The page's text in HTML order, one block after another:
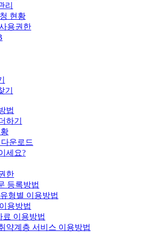
리
현황
용권한
기
법
하기
운로드
세요?
한
등록방법
형별 이용방법
용방법
료 이용방법
약계층 서비스 이용방법